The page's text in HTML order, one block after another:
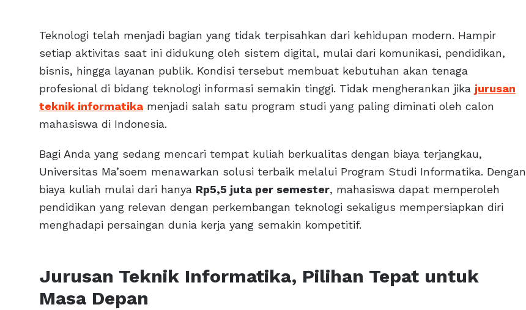
Teknologi telah menjadi bagian yang tidak terpisahkan dari kehidupan modern. Hampir
setiap aktivitas saat ini didukung oleh sistem digital, mulai dari komunikasi, pendidikan,
bisnis, hingga layanan publik. Kondisi tersebut membuat kebutuhan akan tenaga
profesional di bidang teknologi informasi semakin tinggi. Tidak mengherankan jika jurusan
teknik informatika menjadi salah satu program studi yang paling diminati oleh calon
mahasiswa di Indonesia.
Bagi Anda yang sedang mencari tempat kuliah berkualitas dengan biaya terjangkau,
Universitas Ma’soem menawarkan solusi terbaik melalui Program Studi Informatika. Dengan
biaya kuliah mulai dari hanya Rp5,5 juta per semester, mahasiswa dapat memperoleh
pendidikan yang relevan dengan perkembangan teknologi sekaligus mempersiapkan diri
menghadapi persaingan dunia kerja yang semakin kompetitif.
Jurusan Teknik Informatika, Pilihan Tepat untuk
Masa Depan